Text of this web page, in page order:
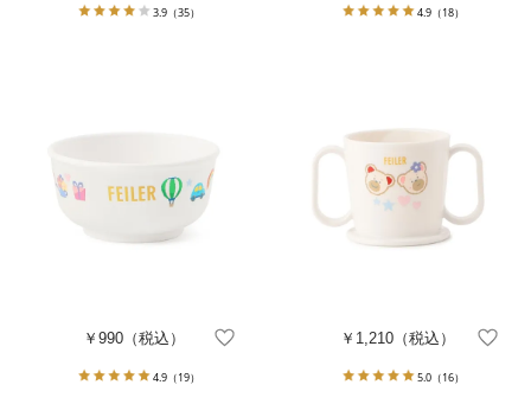
3.9（35） 4.9（18）
￥990（税込）
4.9（19）
￥1,210（税込）
5.0（16）